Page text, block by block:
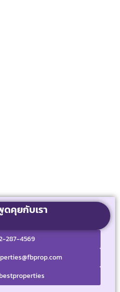
คุยกับเรา
287-4569